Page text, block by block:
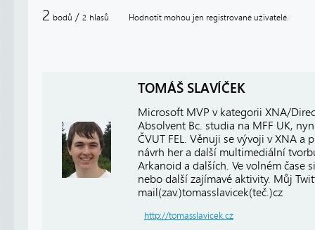
2 bodů / 2 hlasů Hodnotit mohou jen registrované uživatelé.
TOMÁŠ SLAVÍČEK
Microsoft MVP v kategorii XNA/
Absolvent Bc. studia na MFF UK,
ČVUT FEL. Věnuji se vývoji v XNA
návrh her a další multimediální
Arkanoid a dalších. Ve volném čase
nebo další zajímavé aktivity. Můj
mail(zav.)tomasslavicek(teč.)cz
http://tomasslavicek.cz